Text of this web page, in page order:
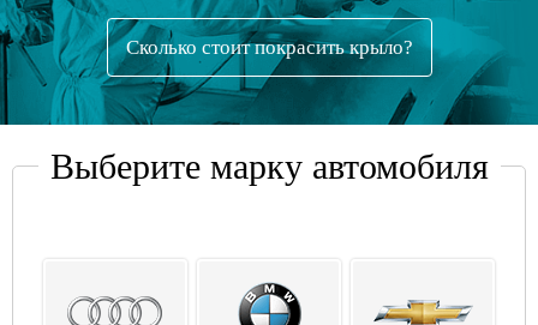
Сколько стоит покрасить крыло?
Выберите марку автомобиля